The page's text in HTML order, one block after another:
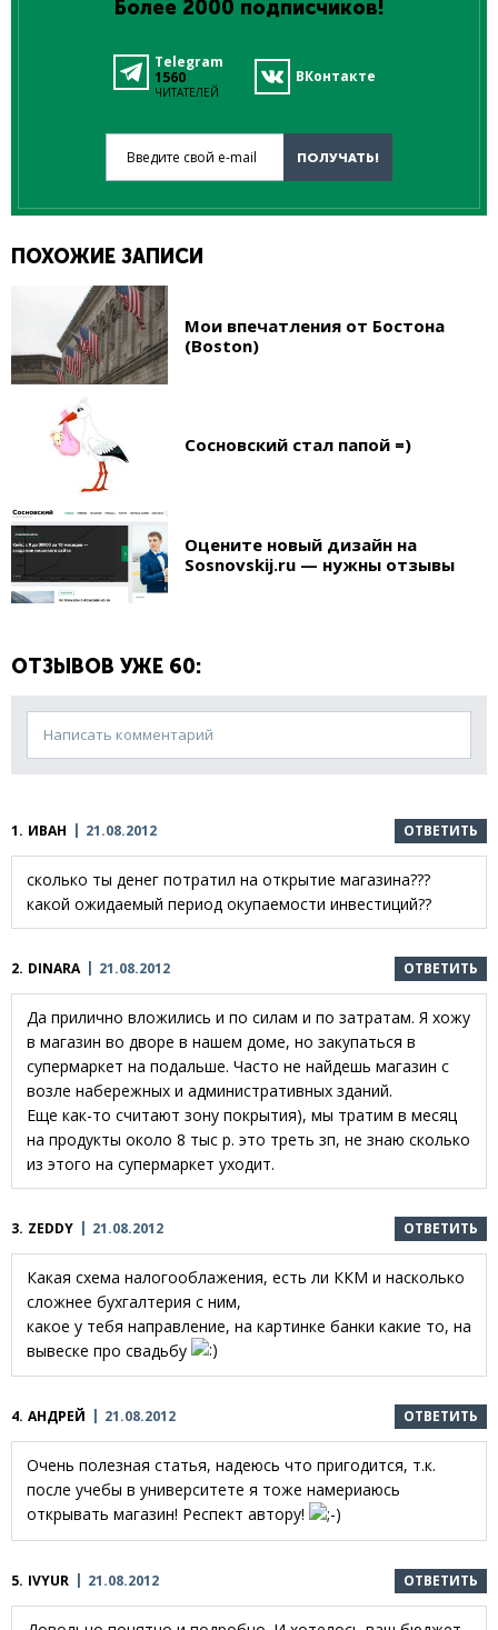
Более 2000 подписчиков!
Telegram
1560
ЧИТАТЕЛЕЙ
ВКонтакте
ПОЛУЧАТЬ!
ПОХОЖИЕ ЗАПИСИ
Мои впечатления от Бостона
(Boston)
Сосновский стал папой =)
Оцените новый дизайн на
Sosnovskij.ru — нужны отзывы
ОТЗЫВОВ УЖЕ 60:
Написать комментарий
1. ИВАН 21.08.2012 ОТВЕТИТЬ
сколько ты денег потратил на открытие магазина???
какой ожидаемый период окупаемости инвестиций??
2. DINARA 21.08.2012 ОТВЕТИТЬ
Да прилично вложились и по силам и по затратам. Я хожу
в магазин во дворе в нашем доме, но закупаться в
супермаркет на подальше. Часто не найдешь магазин с
возле набережных и административных зданий.
Еще как-то считают зону покрытия), мы тратим в месяц
на продукты около 8 тыс р. это треть зп, не знаю сколько
из этого на супермаркет уходит.
3. ZEDDY 21.08.2012 ОТВЕТИТЬ
Какая схема налогооблажения, есть ли ККМ и насколько
сложнее бухгалтерия с ним,
какое у тебя направление, на картинке банки какие то, на
вывеске про свадьбу
4. АНДРЕЙ 21.08.2012 ОТВЕТИТЬ
Очень полезная статья, надеюсь что пригодится, т.к.
после учебы в университете я тоже намериаюсь
открывать магазин! Респект автору!
5. IVYUR 21.08.2012 ОТВЕТИТЬ